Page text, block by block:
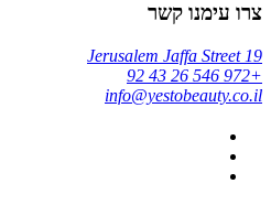
צרו עימנו קשר
Jerusalem Jaffa Street 19
+972 546 26 43 92
info@yestobeauty.co.il